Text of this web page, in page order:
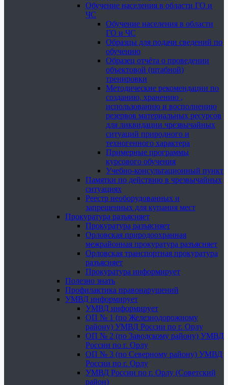
Обучение населения в области ГО и
ЧС
Обучение населения в области
ГО и ЧС
Образцы для подачи сведений по
обучению
Образец отчёта о проведении
объектовой (штабной)
тренировки
Методические рекомендации по
созданию, хранению ,
использованию и восполнению
резервов материальных ресурсов
для ликвидации чрезвычайных
ситуаций природного и
техногенного характера
Примерные программы
курсового обучения
Учебно-консультационный пункт
Памятки по действию в чрезвычайных
ситуациях
Реестр необорудованных и
запрещенных для купания мест
Прокуратура разъясняет
Прокуратура разъясняет
Орловская природоохранная
межрайонная прокуратура разъясняет
Орловская транспортная прокуратура
разъясняет
Прокуратура информирует
Полезно знать
Профилактика правонарушений
УМВД информирует
УМВД информирует
ОП № 1 (по Железнодорожному
району) УМВД России по г. Орлу
ОП № 2 (по Заводскому району) УМВД
России по г. Орлу
ОП № 3 (по Северному району) УМВД
России по г. Орлу
УМВД России по г. Орлу (Советский
район)